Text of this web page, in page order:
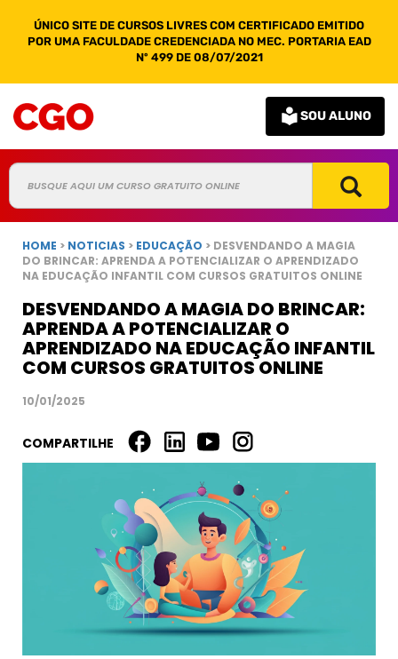
ÚNICO SITE DE CURSOS LIVRES COM CERTIFICADO EMITIDO
POR UMA FACULDADE CREDENCIADA NO MEC. PORTARIA EAD
Nº 499 DE 08/07/2021
SOU ALUNO
HOME > NOTICIAS > EDUCAÇÃO > DESVENDANDO A MAGIA
DO BRINCAR: APRENDA A POTENCIALIZAR O APRENDIZADO
NA EDUCAÇÃO INFANTIL COM CURSOS GRATUITOS ONLINE
DESVENDANDO A MAGIA DO BRINCAR:
APRENDA A POTENCIALIZAR O
APRENDIZADO NA EDUCAÇÃO INFANTIL
COM CURSOS GRATUITOS ONLINE
10/01/2025
COMPARTILHE